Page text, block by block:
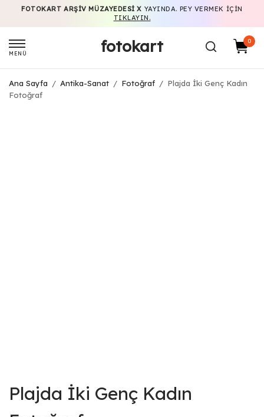
FOTOKART ARŞIV MÜZAYEDESI X YAYINDA. PEY VERMEK IÇIN
TIKLAYIN.
MENÜ fotokart 0
Ana Sayfa / Antika-Sanat / Fotoğraf / Plajda İki Genç Kadın
Fotoğraf
Plajda İki Genç Kadın